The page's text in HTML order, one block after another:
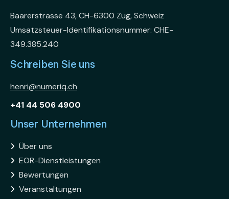
Baarerstrasse 43, CH-6300 Zug, Schweiz
Umsatzsteuer-Identifikationsnummer: CHE-
349.385.240
Schreiben Sie uns
henri@numeriq.ch
+41 44 506 4900
Unser Unternehmen
 Über uns
 EOR-Dienstleistungen
 Bewertungen
 Veranstaltungen